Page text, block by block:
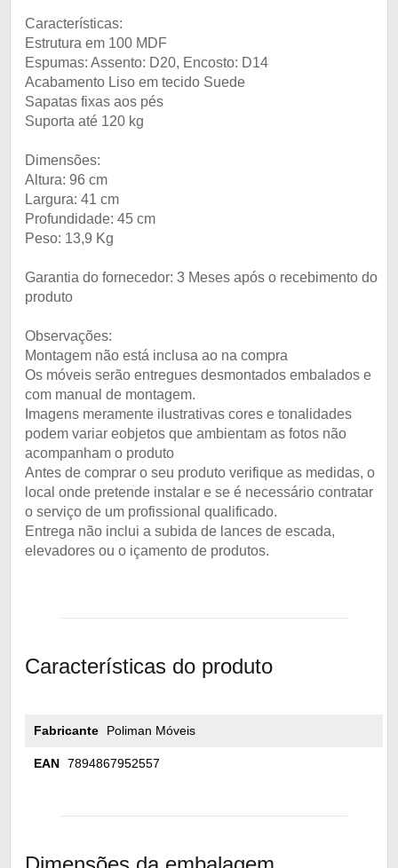
Características:
Estrutura em 100 MDF
Espumas: Assento: D20, Encosto: D14
Acabamento Liso em tecido Suede
Sapatas fixas aos pés
Suporta até 120 kg
Dimensões:
Altura: 96 cm
Largura: 41 cm
Profundidade: 45 cm
Peso: 13,9 Kg
Garantia do fornecedor: 3 Meses após o recebimento do
produto
Observações:
Montagem não está inclusa ao na compra
Os móveis serão entregues desmontados embalados e
com manual de montagem.
Imagens meramente ilustrativas cores e tonalidades
podem variar eobjetos que ambientam as fotos não
acompanham o produto
Antes de comprar o seu produto verifique as medidas, o
local onde pretende instalar e se é necessário contratar
o serviço de um profissional qualificado.
Entrega não inclui a subida de lances de escada,
elevadores ou o içamento de produtos.
Características do produto
Fabricante Poliman Móveis
EAN 7894867952557